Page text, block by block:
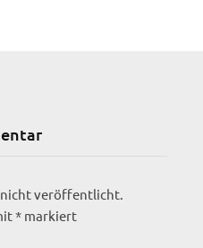
nicht veröffentlicht.
* markiert